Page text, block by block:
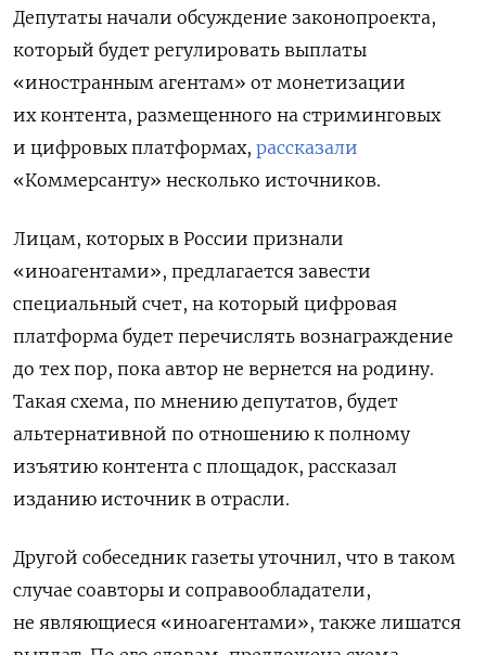
Депутаты начали обсуждение законопроекта,
который будет регулировать выплаты
«иностранным агентам» от монетизации
их контента, размещенного на стриминговых
и цифровых платформах, рассказали
«Коммерсанту» несколько источников.
Лицам, которых в России признали
«иноагентами», предлагается завести
специальный счет, на который цифровая
платформа будет перечислять вознаграждение
до тех пор, пока автор не вернется на родину.
Такая схема, по мнению депутатов, будет
альтернативной по отношению к полному
изъятию контента с площадок, рассказал
изданию источник в отрасли.
Другой собеседник газеты уточнил, что в таком
случае соавторы и соправообладатели,
не являющиеся «иноагентами», также лишатся